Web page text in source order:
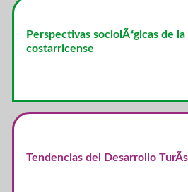
Perspectivas sociolÃ³gicas de
costarricense
Tendencias del Desarrollo